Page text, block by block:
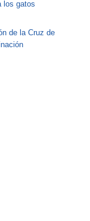
los gatos
de la Cruz de